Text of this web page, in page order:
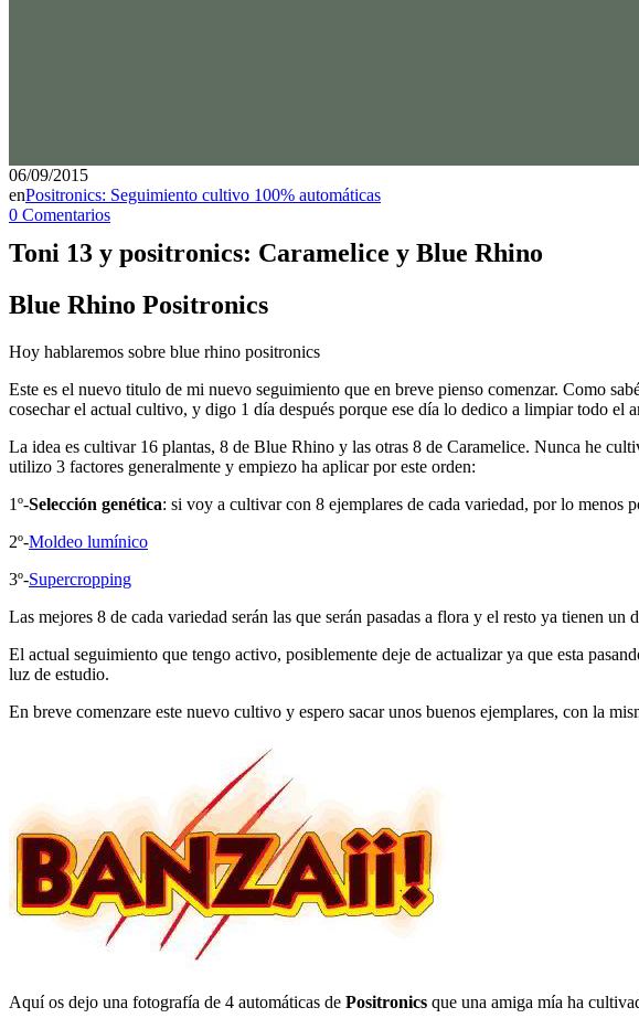
06/09/2015
enPositronics: Seguimiento cultivo 100% automáticas
0 Comentarios
Toni 13 y positronics: Caramelice y Blue Rhino
Blue Rhino Positronics
Hoy hablaremos sobre blue rhino positronics
Este es el nuevo titulo de mi nuevo seguimiento que en breve pienso comenzar. Como
cosechar el actual cultivo, y digo 1 día después porque ese día lo dedico a limpiar todo el
La idea es cultivar 16 plantas, 8 de Blue Rhino y las otras 8 de Caramelice. Nunca he
utilizo 3 factores generalmente y empiezo ha aplicar por este orden:
1º-Selección genética: si voy a cultivar con 8 ejemplares de cada variedad, por lo menos
2º-Moldeo lumínico
3º-Supercropping
Las mejores 8 de cada variedad serán las que serán pasadas a flora y el resto ya tienen
El actual seguimiento que tengo activo, posiblemente deje de actualizar ya que esta
luz de estudio.
En breve comenzare este nuevo cultivo y espero sacar unos buenos ejemplares, con la
Aquí os dejo una fotografía de 4 automáticas de Positronics que una amiga mía ha